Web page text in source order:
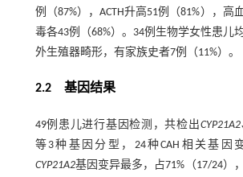
例（87%），ACTH升高51例（81%），高
毒各43例（68%）。34例生物学女性患儿
外生殖器畸形，有家族史者7例（11%）。
2.2 基因结果
49例患儿进行基因检测，共检出
等3种基因分型，24种CAH相关基因
CYP21A2基因变异最多，占71%（17/24），